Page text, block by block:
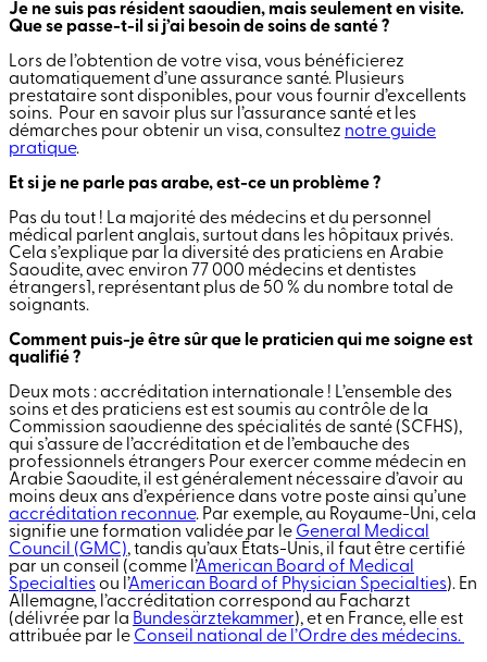
Je ne suis pas résident saoudien, mais seulement en visite.
Que se passe-t-il si j’ai besoin de soins de santé ?
Lors de l’obtention de votre visa, vous bénéficierez
automatiquement d’une assurance santé. Plusieurs
prestataire sont disponibles, pour vous fournir d’excellents
soins. Pour en savoir plus sur l’assurance santé et les
démarches pour obtenir un visa, consultez notre guide
pratique.
Et si je ne parle pas arabe, est-ce un problème ?
Pas du tout ! La majorité des médecins et du personnel
médical parlent anglais, surtout dans les hôpitaux privés.
Cela s’explique par la diversité des praticiens en Arabie
Saoudite, avec environ 77 000 médecins et dentistes
étrangers1, représentant plus de 50 % du nombre total de
soignants.
Comment puis-je être sûr que le praticien qui me soigne est
qualifié ?
Deux mots : accréditation internationale ! L’ensemble des
soins et des praticiens est est soumis au contrôle de la
Commission saoudienne des spécialités de santé (SCFHS),
qui s’assure de l’accréditation et de l’embauche des
professionnels étrangers Pour exercer comme médecin en
Arabie Saoudite, il est généralement nécessaire d’avoir au
moins deux ans d’expérience dans votre poste ainsi qu’une
accréditation reconnue. Par exemple, au Royaume-Uni, cela
signifie une formation validée par le General Medical
Council (GMC), tandis qu’aux États-Unis, il faut être certifié
par un conseil (comme l’American Board of Medical
Specialtiesou l’American Board of Physician Specialties). En
Allemagne, l’accréditation correspond au Facharzt
(délivrée par la Bundesärztekammer), et en France, elle est
attribuée par le Conseil national de l’Ordre des médecins.